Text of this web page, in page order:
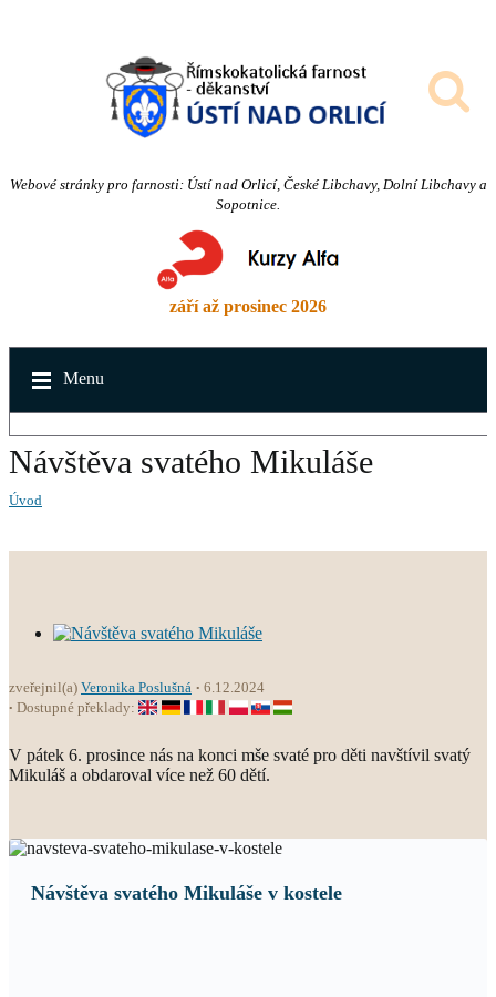
Webové stránky pro farnosti: Ústí nad Orlicí, České Libchavy, Dolní Libchavy a
Sopotnice.
září až prosinec 2026
Menu
Návštěva svatého Mikuláše
Úvod
zveřejnil(a) Veronika Poslušná
6.12.2024
Dostupné překlady:
V pátek 6. prosince nás na konci mše svaté pro děti navštívil svatý
Mikuláš a obdaroval více než 60 dětí.
Návštěva svatého Mikuláše v kostele